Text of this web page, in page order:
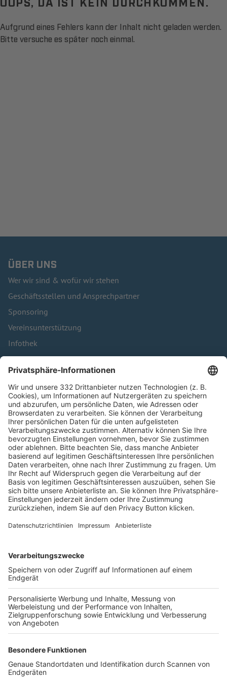
Aufgrund eines Fehlers kann der Inhalt nicht geladen werden.
Bitte versuche es später noch einmal.
ÜBER UNS
Wer wir sind & wofür wir stehen
Geschäftsstellen und Ansprechpartner
Sponsoring
Vereinsunterstützung
Infothek
Kontakt
HÄUFIG BESUCHTE SEITEN
Pässe und Vereinswechsel
Trainerausbildung
Schulungsangebot Vereinsmitarbeiter
BFV-Geschäftsstellen
Trainerbörse
Login SpielPlus
FOLGE DEM BFV
TOP-VEREINE
TOP-PARTNER